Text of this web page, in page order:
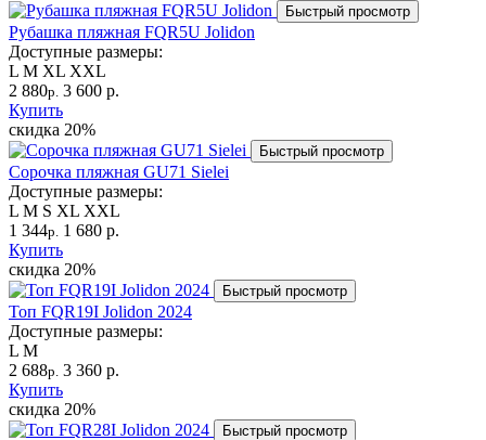
Быстрый просмотр
Рубашка пляжная FQR5U Jolidon
Доступные размеры:
L M XL XXL
2 880р. 3 600 р.
Купить
скидка 20%
Быстрый просмотр
Сорочка пляжная GU71 Sielei
Доступные размеры:
L M S XL XXL
1 344р. 1 680 р.
Купить
скидка 20%
Быстрый просмотр
Топ FQR19I Jolidon 2024
Доступные размеры:
L M
2 688р. 3 360 р.
Купить
скидка 20%
Быстрый просмотр